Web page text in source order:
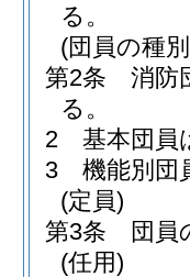
る。
(団員の種
第2条
消防
る。
2
基本団員
3
機能別団
(定員)
第3条
団員
(任用)